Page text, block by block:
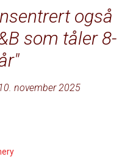
også
som tåler 8-
november 2025